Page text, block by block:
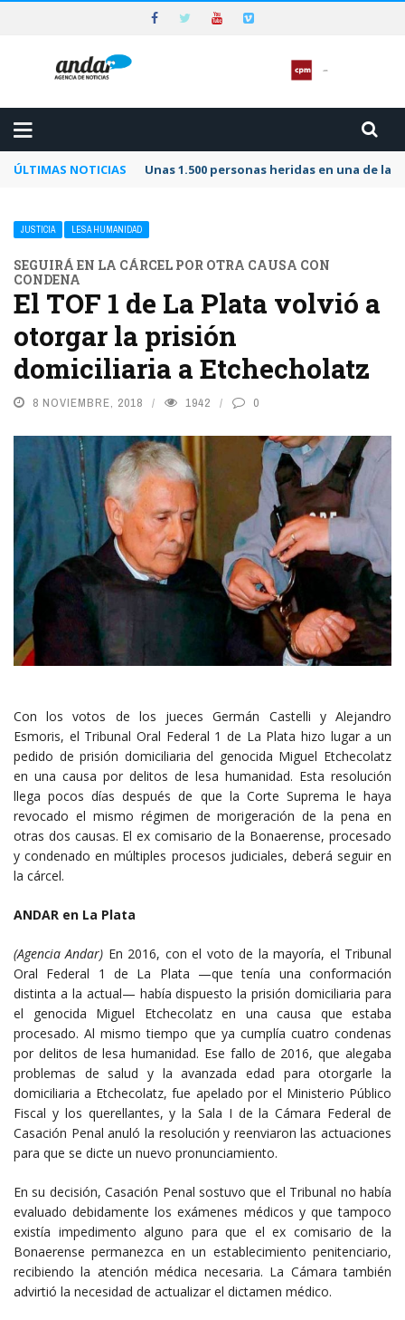
ÚLTIMAS NOTICIAS Unas 1.500 personas heridas en una de
JUSTICIA LESA HUMANIDAD
SEGUIRÁ EN LA CÁRCEL POR OTRA CAUSA CON
CONDENA
El TOF 1 de La Plata volvió a
otorgar la prisión
domiciliaria a Etchecholatz
8 NOVIEMBRE, 2018 1942 0
Con los votos de los jueces Germán Castelli y Alejandro
Esmoris, el Tribunal Oral Federal 1 de La Plata hizo lugar a un
pedido de prisión domiciliaria del genocida Miguel Etchecolatz
en una causa por delitos de lesa humanidad. Esta resolución
llega pocos días después de que la Corte Suprema le haya
revocado el mismo régimen de morigeración de la pena en
otras dos causas. El ex comisario de la Bonaerense, procesado
y condenado en múltiples procesos judiciales, deberá seguir en
la cárcel.
ANDAR en La Plata
(Agencia Andar) En 2016, con el voto de la mayoría, el Tribunal
Oral Federal 1 de La Plata —que tenía una conformación
distinta a la actual— había dispuesto la prisión domiciliaria para
el genocida Miguel Etchecolatz en una causa que estaba
procesado. Al mismo tiempo que ya cumplía cuatro condenas
por delitos de lesa humanidad. Ese fallo de 2016, que alegaba
problemas de salud y la avanzada edad para otorgarle la
domiciliaria a Etchecolatz, fue apelado por el Ministerio Público
Fiscal y los querellantes, y la Sala I de la Cámara Federal de
Casación Penal anuló la resolución y reenviaron las actuaciones
para que se dicte un nuevo pronunciamiento.
En su decisión, Casación Penal sostuvo que el Tribunal no había
evaluado debidamente los exámenes médicos y que tampoco
existía impedimento alguno para que el ex comisario de la
Bonaerense permanezca en un establecimiento penitenciario,
recibiendo la atención médica necesaria. La Cámara también
advirtió la necesidad de actualizar el dictamen médico.